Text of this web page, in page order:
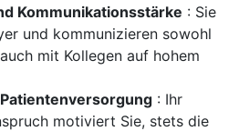
Kommunikationsstärke : Sie
und kommunizieren sowohl
mit Kollegen auf hohem
: Ihr
motiviert Sie, stets die